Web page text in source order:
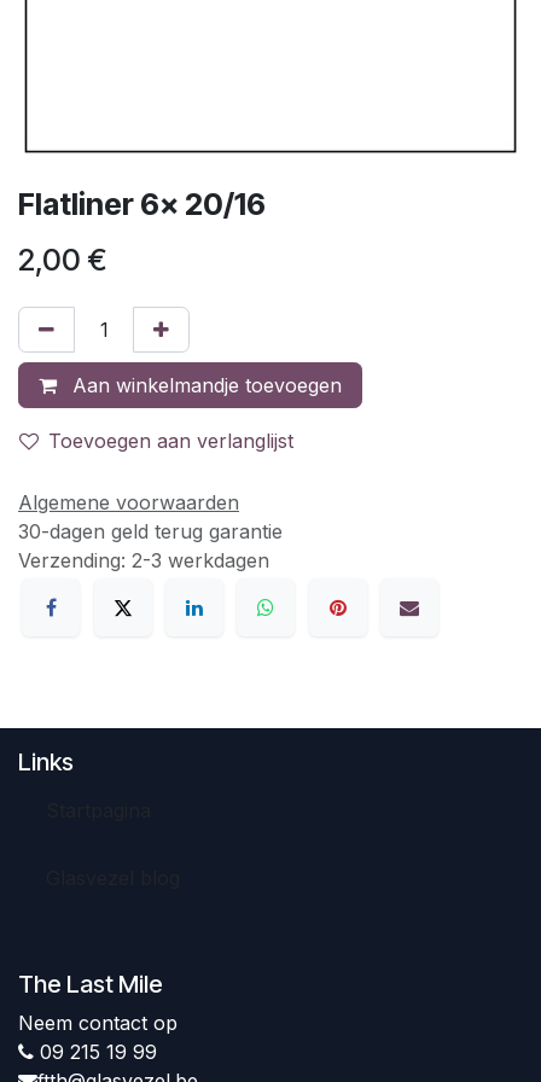
Flatliner 6x 20/16
2,00 €
Aan winkelmandje toevoegen
Toevoegen aan verlanglijst
Algemene voorwaarden
30-dagen geld terug garantie
Verzending: 2-3 werkdagen
Links
The Last Mile
Neem contact op
09 215 19 99